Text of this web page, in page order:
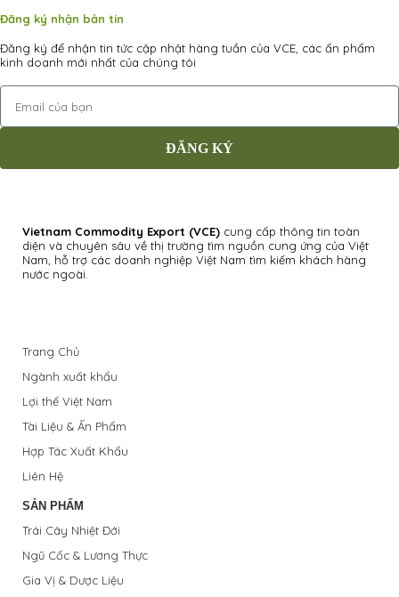
Đăng ký nhận bản tin
Đăng ký để nhận tin tức cập nhật hàng tuần của VCE, các ấn phẩm
kinh doanh mới nhất của chúng tôi
ĐĂNG KÝ
Vietnam Commodity Export (VCE) cung cấp thông tin toàn
diện và chuyên sâu về thị trường tìm nguồn cung ứng của Việt
Nam, hỗ trợ các doanh nghiệp Việt Nam tìm kiếm khách hàng
nước ngoài.
Trang Chủ
Ngành xuất khẩu
Lợi thế Việt Nam
Tài Liệu & Ấn Phẩm
Hợp Tác Xuất Khẩu
Liên Hệ
SẢN PHẨM
Trái Cây Nhiệt Đới
Ngũ Cốc & Lương Thực
Gia Vị & Dược Liệu